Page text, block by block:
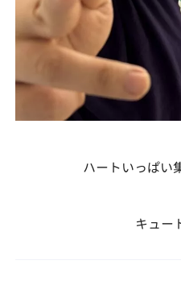
ハートいっぱい
キュー